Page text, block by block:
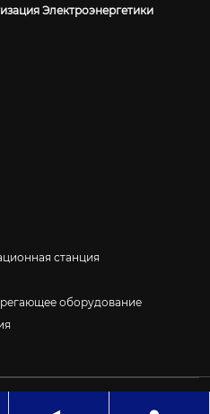
Электроэнергетики
станция
оборудование